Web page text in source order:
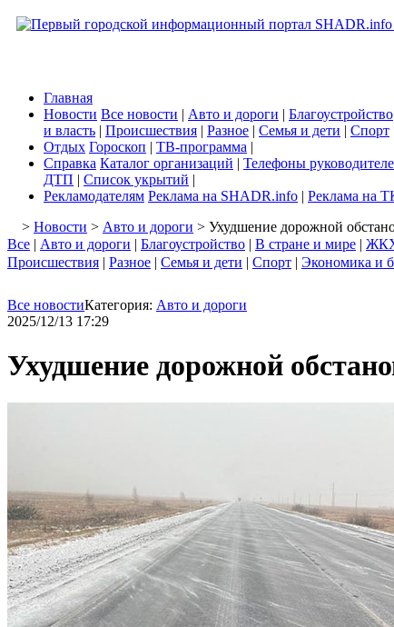
Главная
Новости Все новости | Авто и дороги | Благоустройство
и власть | Происшествия | Разное | Семья и дети | Спорт
Отдых Гороскоп | ТВ-программа |
Справка Каталог организаций | Телефоны
ДТП | Список укрытий |
Рекламодателям Реклама на SHADR.info | Реклама на
> Новости > Авто и дороги > Ухудшение дорожной
Все | Авто и дороги | Благоустройство | В стране и мире |
Происшествия | Разное | Семья и дети | Спорт | Экономика и
Все новостиКатегория: Авто и дороги
2025/12/13 17:29
Ухудшение дорожной